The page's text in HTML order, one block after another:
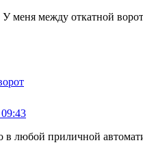
У меня между откатной
в любой приличной